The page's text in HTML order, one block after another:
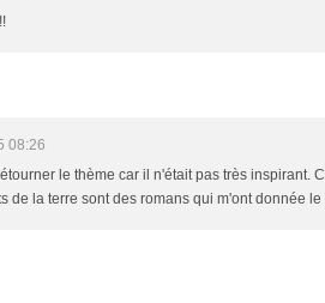
08:26
le thème car il n'était pas très inspirant.
de la terre sont des romans qui m'ont donnée